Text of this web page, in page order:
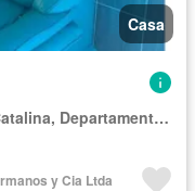
Casa
San Andrés, Providencia y Santa Catalina, Departamento de Archipiélago de San Andrés
y Cia Ltda